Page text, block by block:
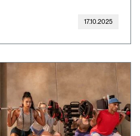
17.10.2025